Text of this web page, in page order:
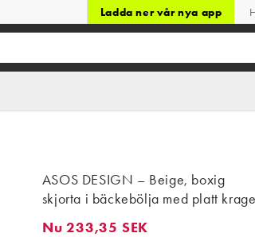
Ladda ner vår nya app
ASOS DESIGN – Beige, boxig
skjorta i bäckebölja med platt krage
Nu 233,35 SEK. 30-dagars bästa pris
Nu 233,35 SEK